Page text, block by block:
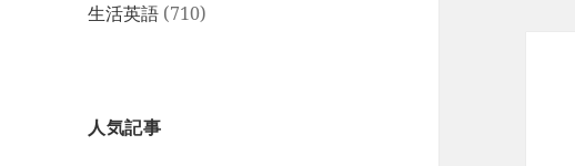
生活英語 (710)
人気記事